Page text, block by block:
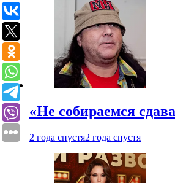
«Не собираемся
2 года спустя2 года спустя